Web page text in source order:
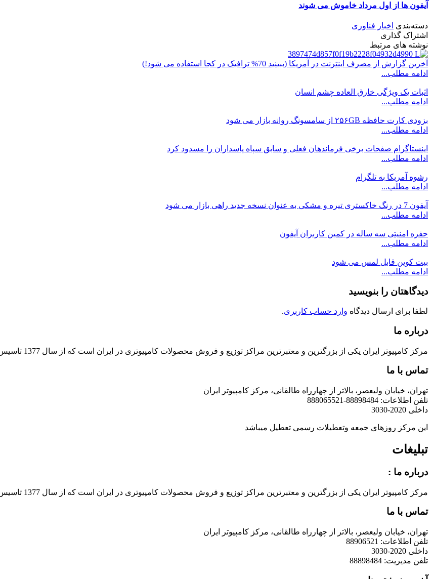
آیفون ها از اول مرداد خاموش می شوند
دسته‌بندی اخبار فناوری
اشتراک گذاری
نوشته های مرتبط
آخرین گزارش از مصرف اینترنت در آمریکا (ببینید 70% ترافیک در کجا استفاده می شود!)
ادامه مطلب...
اثبات یک ویژگی خارق العاده چشم انسان
ادامه مطلب...
بزودی کارت حافظه ۲۵۶GB از سامسونگ روانه بازار می شود
ادامه مطلب...
اینستاگرام صفحات برخی فرماندهان فعلی و سابق سپاه پاسداران را مسدود کرد
ادامه مطلب...
رشوه آمریکا به تلگرام
ادامه مطلب...
آیفون 7 در رنگ خاکستری تیره و مشکی به عنوان نسخه جدید راهی بازار می شود
ادامه مطلب...
حفره امنیتی سه ساله در کمین کاربران آیفون
ادامه مطلب...
بیت‌ کوین قابل لمس می‌ شود
ادامه مطلب...
دیدگاهتان را بنویسید
لطفا برای ارسال دیدگاه وارد حساب کاربری.
درباره ما
مرکز کامپیوتر ایران یکی از بزرگترین و معتبرترین مراکز توزیع و فروش محصولات کامپیوتری در ایران است که از سال 1377 تاسیس و شروع به فعالیت در حوزه IT در قلب شهر تهران نموده است.
تماس با ما
تهران، خیابان ولیعصر، بالاتر از چهارراه طالقانی، مرکز کامپیوتر ایران
تلفن اطلاعات: 88898484-888065521
داخلی 2020-3030
این مرکز روزهای جمعه وتعطیلات رسمی تعطیل میباشد
تبلیغات
درباره ما :
مرکز کامپیوتر ایران یکی از بزرگترین و معتبرترین مراکز توزیع و فروش محصولات کامپیوتری در ایران است که از سال 1377 تاسیس و شروع به فعالیت در حوزه IT در قلب شهر تهران نموده است.
تماس با ما
تهران، خیابان ولیعصر، بالاتر از چهارراه طالقانی، مرکز کامپیوتر ایران
تلفن اطلاعات: 88906521
داخلی 2020-3030
تلفن مدیریت: 88898484